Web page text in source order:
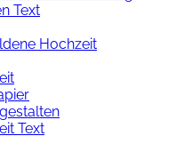
Text
Hochzeit
Text